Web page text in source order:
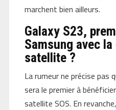
marchent bien ailleurs.
Galaxy S23,
Samsung avec
satellite ?
La rumeur ne précise pas
sera le premier à
satellite SOS. En